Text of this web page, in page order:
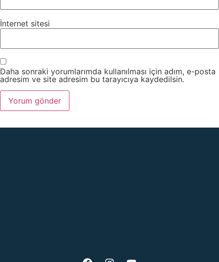
İnternet sitesi
Daha sonraki yorumlarımda kullanılması için adım, e-posta
adresim ve site adresim bu tarayıcıya kaydedilsin.